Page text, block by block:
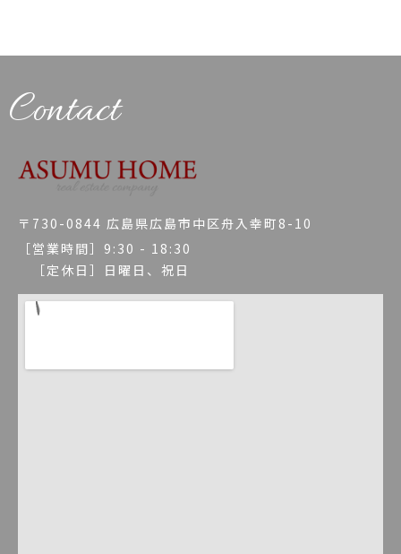
Contact
〒730-0844 広島県広島市中区舟入幸町8-10
［営業時間］9:30 - 18:30
［定休日］日曜日、祝日